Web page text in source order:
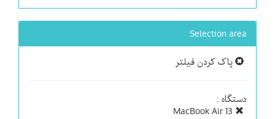
Selection area
پاک کردن فیلتر
دستگاه :